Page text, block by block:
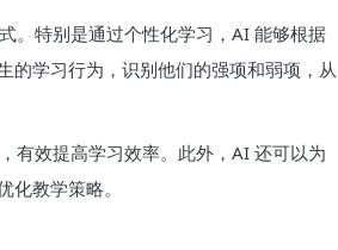
。特别是通过个性化学习，AI 能够根据
的学习行为，识别他们的强项和弱项，从
有效提高学习效率。此外，AI 还可以为
教学策略。